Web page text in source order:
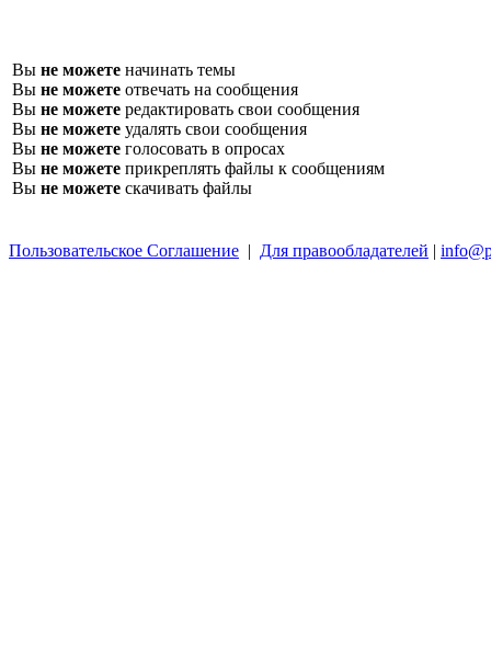
Вы не можете начинать темы
Вы не можете отвечать на сообщения
Вы не можете редактировать свои сообщения
Вы не можете удалять свои сообщения
Вы не можете голосовать в опросах
Вы не можете прикреплять файлы к сообщениям
Вы не можете скачивать файлы
Пользовательское Соглашение | Для правообладателей |